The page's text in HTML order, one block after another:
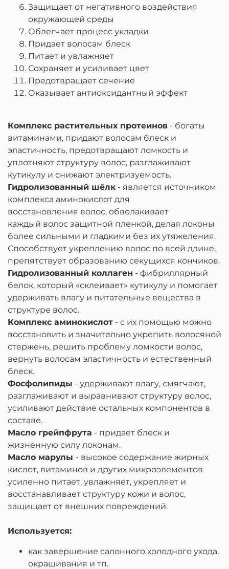
Защищает от негативного воздействия
окружающей среды
Облегчает процесс укладки
Придает волосам блеск
Питает и увлажняет
Сохраняет и усиливает цвет
Предотвращает сечение
Оказывает антиоксидантный эффект
Комплекс растительных протеинов - богаты
витаминами, придают волосам блеск и
эластичность, предотвращают ломкость и
уплотняют структуру волос, разглаживают
кутикулу и снижают электризуемость.
Гидролизованный шёлк - является источником
комплекса аминокислот для
восстановления волос, обволакивает
каждый волос защитной пленкой, делая локоны
более сильными и гладкими без их утяжеления.
Способствует укреплению волос по всей длине,
препятствует образованию секущихся кончиков.
Гидролизованный коллаген - фибриллярный
белок, который «склеивает» кутикулу и помогает
удерживать влагу и питательные вещества в
структуре волос.
Комплекс аминокислот - с их помощью можно
восстановить и значительно укрепить волосяной
стержень, решить проблему ломкости волос,
вернуть волосам эластичность и естественный
блеск.
Фосфолипиды - удерживают влагу, смягчают,
разглаживают и выравнивают структуру волос,
усиливают действие остальных компонентов в
составе.
Масло грейпфрута - придает блеск и
жизненную силу локонам.
Масло марулы - высокое содержание жирных
кислот, витаминов и других микроэлементов
усиленно питает, увлажняет, укрепляет и
восстанавливает структуру кожи и волос,
защищает от внешних повреждений.
Используется:
как завершение салонного холодного ухода,
окрашивания и тп.